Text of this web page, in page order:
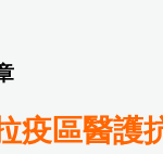
疫區醫護